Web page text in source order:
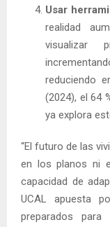
Usar
realidad
visualizar
reduciendo
(2024), el 64
ya explora
“El futuro de las
en los planos ni
capacidad de
UCAL apuesta
preparados